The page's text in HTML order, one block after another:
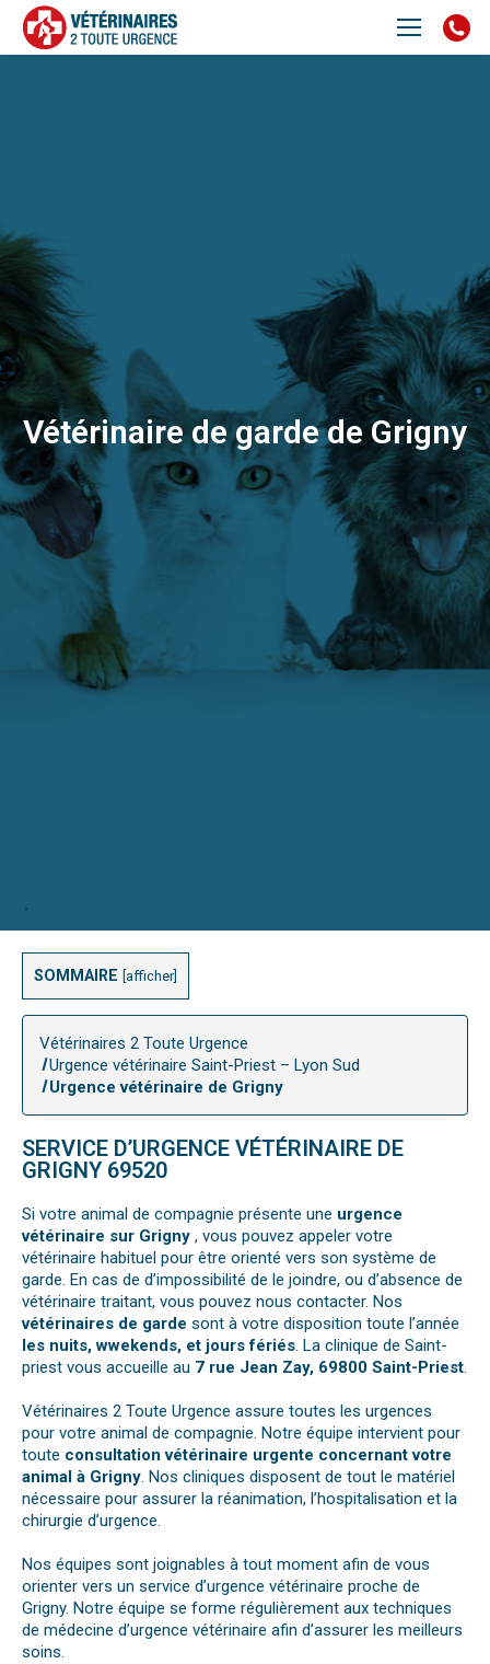
SOMMAIRE afficher
Vétérinaire de garde de Grigny
Vétérinaires 2 Toute Urgence
Urgence vétérinaire Saint-Priest – Lyon Sud
Urgence vétérinaire de Grigny
SERVICE D’URGENCE VÉTÉRINAIRE DE
GRIGNY 69520
Si votre animal de compagnie présente une urgence
vétérinaire sur Grigny , vous pouvez appeler votre
vétérinaire habituel pour être orienté vers son système de
garde. En cas de d’impossibilité de le joindre, ou d’absence de
vétérinaire traitant, vous pouvez nous contacter. Nos
vétérinaires de garde sont à votre disposition toute l’année
les nuits, wwekends, et jours fériés. La clinique de Saint-
priest vous accueille au 7 rue Jean Zay, 69800 Saint-Priest.
Vétérinaires 2 Toute Urgence assure toutes les urgences
pour votre animal de compagnie. Notre équipe intervient pour
toute consultation vétérinaire urgente concernant votre
animal à Grigny. Nos cliniques disposent de tout le matériel
nécessaire pour assurer la réanimation, l’hospitalisation et la
chirurgie d’urgence.
Nos équipes sont joignables à tout moment afin de vous
orienter vers un service d’urgence vétérinaire proche de
Grigny. Notre équipe se forme régulièrement aux techniques
de médecine d’urgence vétérinaire afin d’assurer les meilleurs
soins.